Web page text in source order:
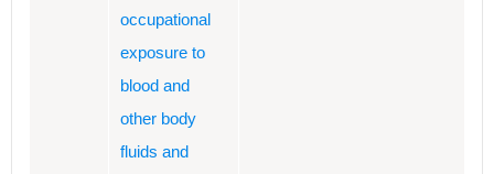
occupational
exposure to
blood and
other body
fluids and